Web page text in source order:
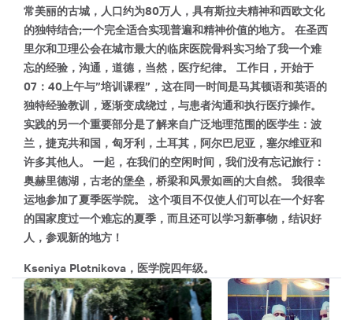
常美丽的古城，人口约为80万人，具有斯拉夫精神和西欧文化
的独特结合;一个完全适合实现普遍和精神价值的地方。 在圣西
里尔和卫理公会在城市最大的临床医院骨科实习给了我一个难
忘的经验，沟通，道德，当然，医疗纪律。 工作日，开始于
07：40上午与”培训课程”，这在同一时间是马其顿语和英语的
独特经验教训，逐渐变成绕过，与患者沟通和执行医疗操作。
实践的另一个重要部分是了解来自广泛地理范围的医学生：波
兰，捷克共和国，匈牙利，土耳其，阿尔巴尼亚，塞尔维亚和
许多其他人。 一起，在我们的空闲时间，我们没有忘记旅行：
奥赫里德湖，古老的堡垒，桥梁和风景如画的大自然。 我很幸
运地参加了夏季医学院。 这个项目不仅使人们可以在一个好客
的国家度过一个难忘的夏季，而且还可以学习新事物，结识好
人，参观新的地方！
Kseniya Plotnikova，医学院四年级。